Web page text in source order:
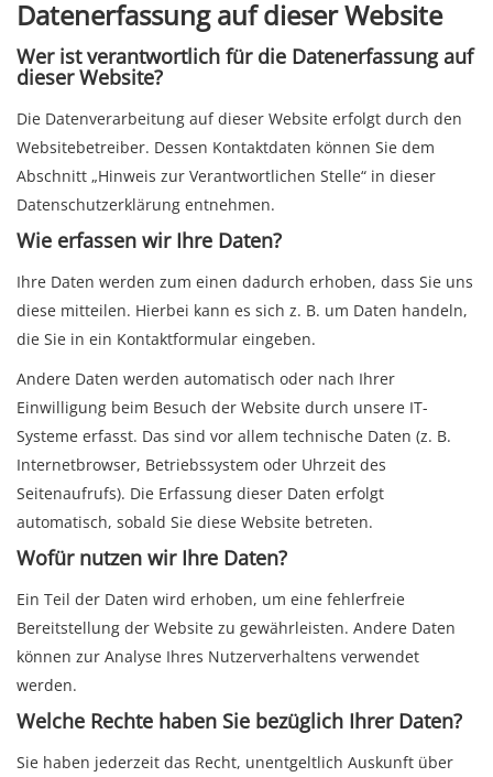
Datenerfassung auf dieser Website
Wer ist verantwortlich für die Datenerfassung auf
dieser Website?
Die Datenverarbeitung auf dieser Website erfolgt durch den
Websitebetreiber. Dessen Kontaktdaten können Sie dem
Abschnitt „Hinweis zur Verantwortlichen Stelle“ in dieser
Datenschutzerklärung entnehmen.
Wie erfassen wir Ihre Daten?
Ihre Daten werden zum einen dadurch erhoben, dass Sie uns
diese mitteilen. Hierbei kann es sich z. B. um Daten handeln,
die Sie in ein Kontaktformular eingeben.
Andere Daten werden automatisch oder nach Ihrer
Einwilligung beim Besuch der Website durch unsere IT-
Systeme erfasst. Das sind vor allem technische Daten (z. B.
Internetbrowser, Betriebssystem oder Uhrzeit des
Seitenaufrufs). Die Erfassung dieser Daten erfolgt
automatisch, sobald Sie diese Website betreten.
Wofür nutzen wir Ihre Daten?
Ein Teil der Daten wird erhoben, um eine fehlerfreie
Bereitstellung der Website zu gewährleisten. Andere Daten
können zur Analyse Ihres Nutzerverhaltens verwendet
werden.
Welche Rechte haben Sie bezüglich Ihrer Daten?
Sie haben jederzeit das Recht, unentgeltlich Auskunft über